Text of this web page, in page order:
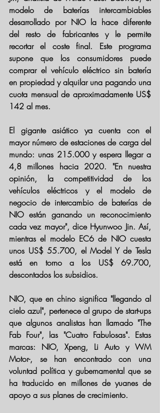
modelo de baterías intercambiables
desarrollado por NIO la hace diferente
del resto de fabricantes y le permite
recortar el coste final. Este programa
supone que los consumidores puede
comprar el vehículo eléctrico sin batería
en propiedad y alquilar una pagando una
cuota mensual de aproximadamente US$
142 al mes.
El gigante asiático ya cuenta con el
mayor número de estaciones de carga del
mundo: unas 215.000 y espera llegar a
4,8 millones hacia 2020. "En nuestra
opinión, la competitividad de los
vehículos eléctricos y el modelo de
negocio de intercambio de baterías de
NIO están ganando un reconocimiento
cada vez mayor", dice Hyunwoo Jin. Así,
mientras el modelo EC6 de NIO cuesta
unos US$ 55.700, el Model Y de Tesla
está en torno a los US$ 69.700,
descontados los subsidios.
NIO, que en chino significa "llegando al
cielo azul", pertenece al grupo de start-ups
que algunos analistas han llamado "The
Fab Four", las "Cuatro Fabulosas". Estas
marcas: NIO, Xpeng, Li Auto y WM
Motor-, se han encontrado con una
voluntad política y gubernamental que se
ha traducido en millones de yuanes de
apoyo a sus planes de crecimiento.